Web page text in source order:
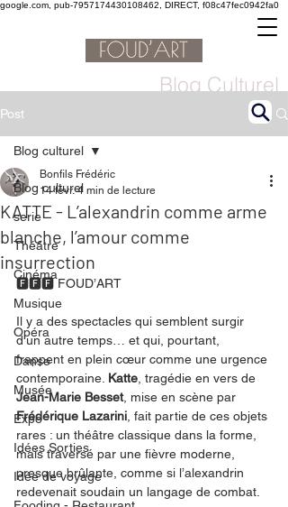
google.com, pub-7957174430108462, DIRECT, f08c47fec0942fa0
Blog Culturel
Post
Blog culturel
serie
Théâtre
Cinéma
Musique
Opéra
Danse
Musée
Expo
Idées Sorties
Idée de voyage
Blog culturel
KATTE - L’alexandrin comme arme
blanche, l’amour comme
insurrection
Bonfils Frédéric
14 févr. 4 min de lecture
🅵🅵🅵 FOUD’ART
Il y a des spectacles qui semblent surgir
d’un autre temps… et qui, pourtant,
frappent en plein cœur comme une urgence
contemporaine. Katte , tragédie en vers de
Jean-Marie Besset, mise en scène par
Frédérique Lazarini , fait partie de ces objets
rares : un théâtre classique dans la forme,
mais traversé par une fièvre moderne,
presque brûlante, comme si l’alexandrin
redevenait soudain un langage de combat.